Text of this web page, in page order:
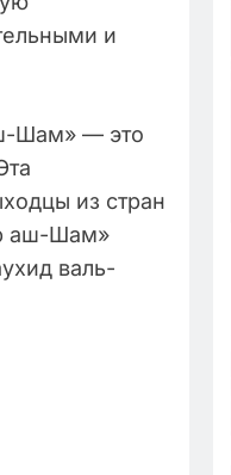
и
Шам» — это
из стран
аш-Шам»
валь-